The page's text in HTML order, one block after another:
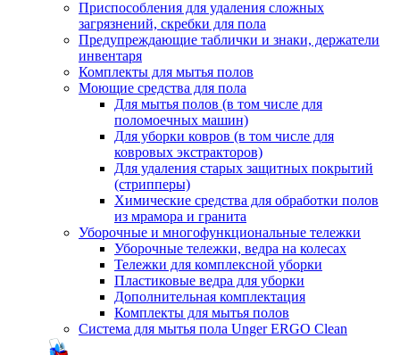
Приспособления для удаления сложных
загрязнений, скребки для пола
Предупреждающие таблички и знаки, держатели
инвентаря
Комплекты для мытья полов
Моющие средства для пола
Для мытья полов (в том числе для
поломоечных машин)
Для уборки ковров (в том числе для
ковровых экстракторов)
Для удаления старых защитных покрытий
(стрипперы)
Химические средства для обработки полов
из мрамора и гранита
Уборочные и многофункциональные тележки
Уборочные тележки, ведра на колесах
Тележки для комплексной уборки
Пластиковые ведра для уборки
Дополнительная комплектация
Комплекты для мытья полов
Система для мытья пола Unger ERGO Clean